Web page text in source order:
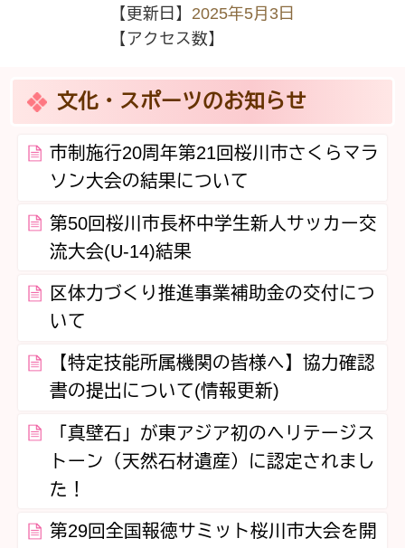
【更新日】 2025年5月3日
【アクセス数】
文化・スポーツのお知らせ
市制施行20周年第21回桜川市さくらマラ
ソン大会の結果について
第50回桜川市長杯中学生新人サッカー交
流大会(U-14)結果
区体力づくり推進事業補助金の交付につ
いて
【特定技能所属機関の皆様へ】協力確認
書の提出について(情報更新)
「真壁石」が東アジア初のヘリテージス
トーン（天然石材遺産）に認定されまし
た！
第29回全国報徳サミット桜川市大会を開